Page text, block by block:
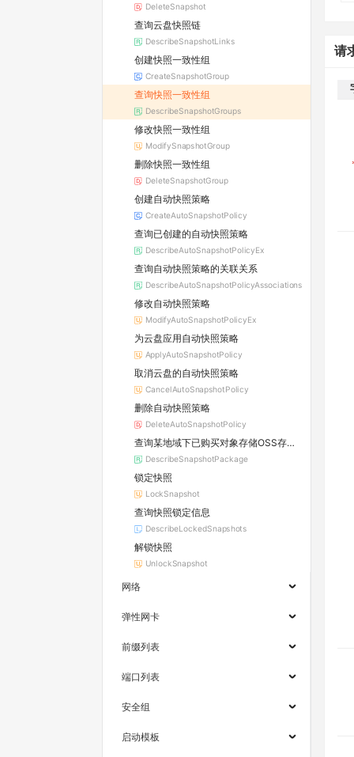
DeleteSnapshot
查询云盘快照链
DescribeSnapshotLinks
创建快照一致性组
CreateSnapshotGroup
查询快照一致性组
DescribeSnapshotGroups
修改快照一致性组
ModifySnapshotGroup
删除快照一致性组
DeleteSnapshotGroup
创建自动快照策略
CreateAutoSnapshotPolicy
查询已创建的自动快照策略
DescribeAutoSnapshotPolicyEx
查询自动快照策略的关联关系
DescribeAutoSnapshotPolicyAssociations
修改自动快照策略
ModifyAutoSnapshotPolicyEx
为云盘应用自动快照策略
ApplyAutoSnapshotPolicy
取消云盘的自动快照策略
CancelAutoSnapshotPolicy
删除自动快照策略
DeleteAutoSnapshotPolicy
查询某地域下已购买对象存储OSS存储包
DescribeSnapshotPackage
锁定快照
LockSnapshot
查询快照锁定信息
DescribeLockedSnapshots
解锁快照
UnlockSnapshot
网络
弹性网卡
前缀列表
端口列表
安全组
启动模板
请